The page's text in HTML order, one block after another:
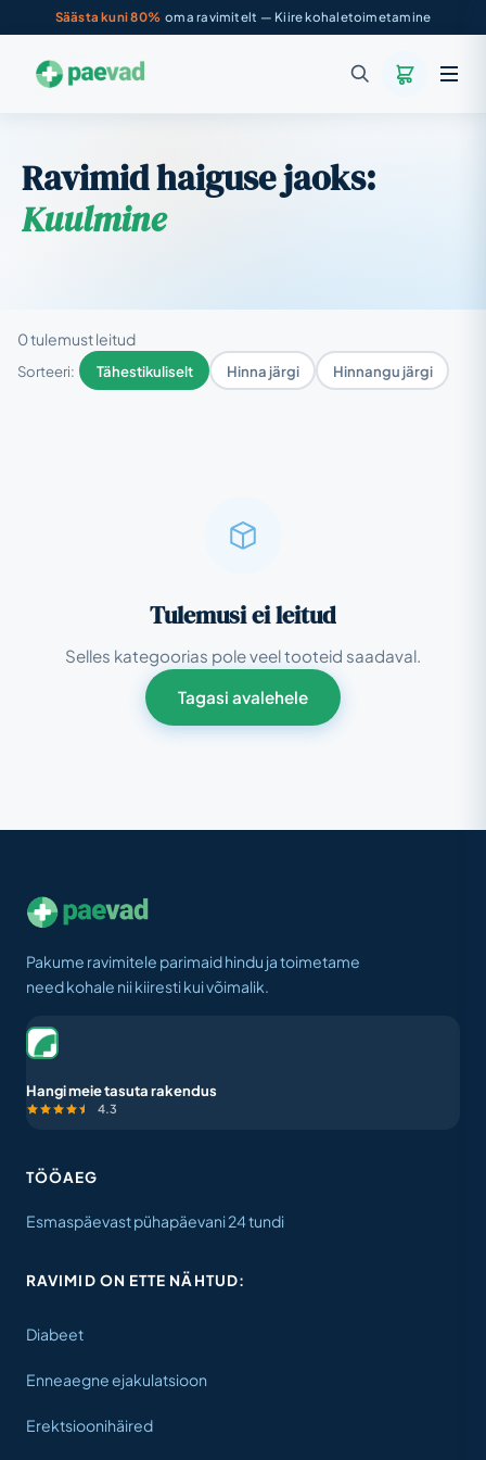
Säästa kuni 80% oma ravimitelt — Kiire kohaletoimetamine
Ravimid haiguse jaoks:
Kuulmine
0 tulemust leitud
Sorteeri: Tähestikuliselt Hinna järgi Hinnangu järgi
Tulemusi ei leitud
Selles kategoorias pole veel tooteid saadaval.
Tagasi avalehele
Pakume ravimitele parimaid hindu ja toimetame
need kohale nii kiiresti kui võimalik.
Hangi meie tasuta rakendus
4.3
TÖÖAEG
Esmaspäevast pühapäevani 24 tundi
RAVIMID ON ETTE NÄHTUD:
Diabeet
Enneaegne ejakulatsioon
Erektsioonihäired